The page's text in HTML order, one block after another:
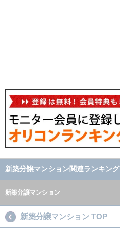
新築分譲マンション関連ランキング
新築分譲マンション
新築分譲マンション TOP